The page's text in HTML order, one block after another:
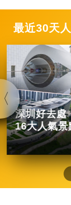
最近30天
深圳好去處
16大人氣景